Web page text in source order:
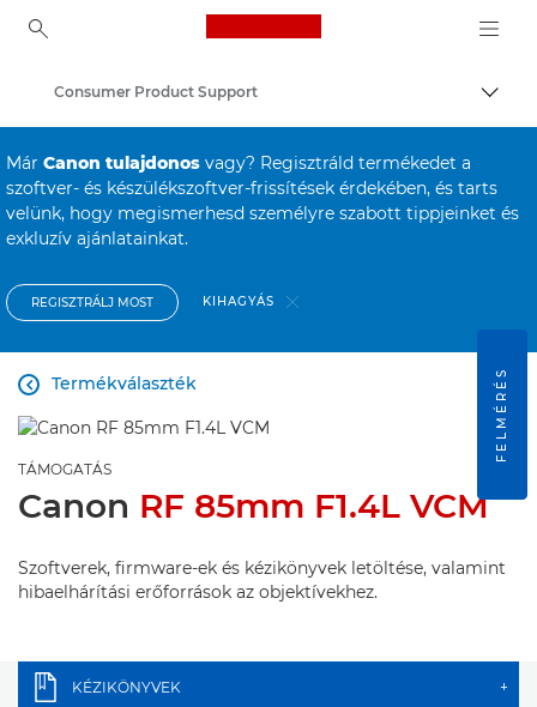
Canon Logo, back to
Consumer Product Support
Már Canon tulajdonos vagy? Regisztráld termékedet a
szoftver- és készülékszoftver-frissítések érdekében, és tarts
velünk, hogy megismerhesd személyre szabott tippjeinket és
exkluzív ajánlatainkat.
REGISZTRÁLJ MOST KIHAGYÁS
Termékválaszték

TÁMOGATÁS
Canon RF 85mm F1.4L VCM
Szoftverek, firmware-ek és kézikönyvek letöltése, valamint
hibaelhárítási erőforrások az objektívekhez.
KÉZIKÖNYVEK +
FELMÉRÉS